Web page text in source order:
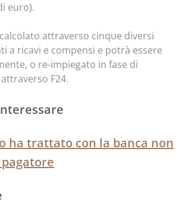
euro).
attraverso cinque diversi
a ricavi e compensi e potrà essere
o re-impiegato in fase di
F24.
ha trattato con la banca non